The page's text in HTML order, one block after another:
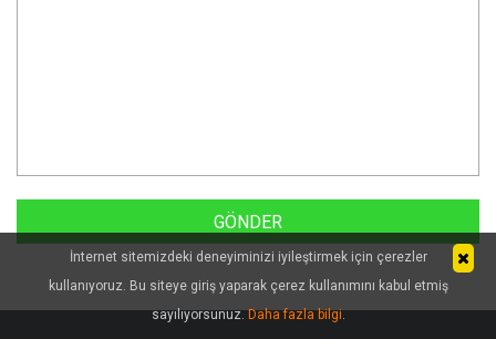
İnternet sitemizdeki deneyiminizi iyileştirmek için çerezler
kullanıyoruz. Bu siteye giriş yaparak çerez kullanımını kabul etmiş
sayılıyorsunuz.Daha fazla bilgi.